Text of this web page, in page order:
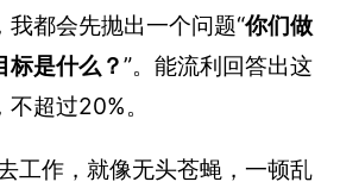
我都会先抛出一个问题“你们做
标是什么？”。能流利回答出这
超过20%。
工作，就像无头苍蝇，一顿乱